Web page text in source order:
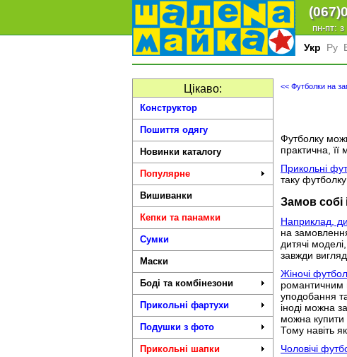
(067)
пн-пт:
Укр Ру
Цікаво:
Конструктор
Пошиття одягу
Новинки каталогу
Популярне
Вишиванки
Кепки та панамки
Сумки
Маски
Боді та комбінезони
Прикольні фартухи
Подушки з фото
Прикольні шапки
<< Футболки на
Футболку
практична, її
Прикольні
таку
Замов собі
Наприклад,
на
дитячі
завжди
Жіночі
романтичним
уподобання
іноді можна
можна купити
Тому навіть
Чоловічі